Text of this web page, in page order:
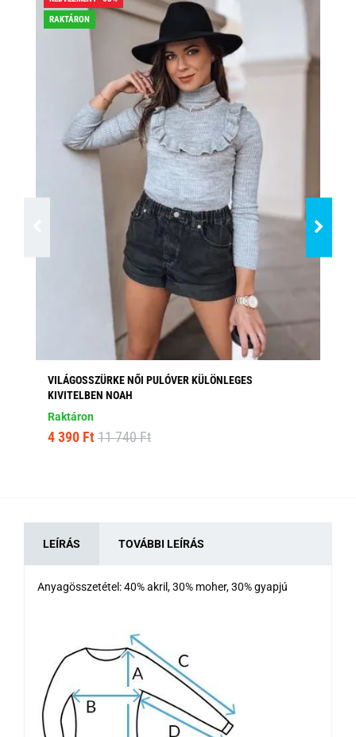
RAKTÁRON
VILÁGOSSZÜRKE NŐI PULÓVER KÜLÖNLEGES
KIVITELBEN NOAH
Raktáron
4 390 Ft 11 740 Ft
LEÍRÁS TOVÁBBI LEÍRÁS
Anyagösszetétel: 40% akril, 30% moher, 30% gyapjú